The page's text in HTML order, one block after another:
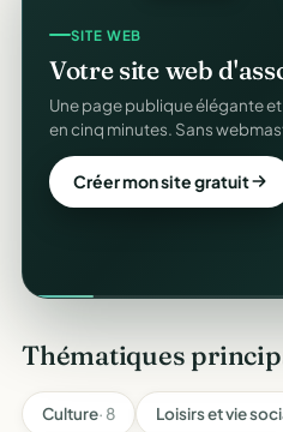
SITE WEB
Votre site web
Une page publique élégante
en cinq minutes. Sans
Créer mon site gratuit
Thématiques
Culture· 8 Loisirs et vie